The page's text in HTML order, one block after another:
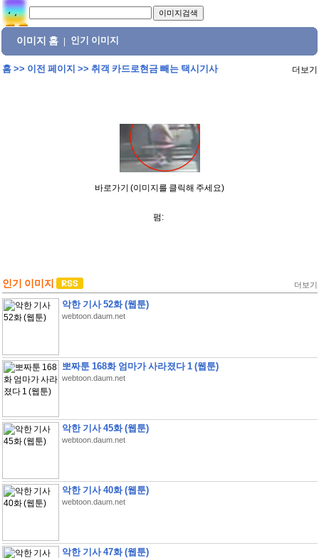
이미지 홈 인기 이미지
홈>> 이전 페이지 >> 취객 카드로현금 빼는 택시기사 더보기
바로가기 (이미지를 클릭해 주세요)
펌:
인기 이미지 더보기
악한 기사 52화 (웹툰)
webtoon.daum.net
뽀짜툰 168화 엄마가 사라졌다 1 (웹툰)
webtoon.daum.net
악한 기사 45화 (웹툰)
webtoon.daum.net
악한 기사 40화 (웹툰)
webtoon.daum.net
악한 기사 47화 (웹툰)